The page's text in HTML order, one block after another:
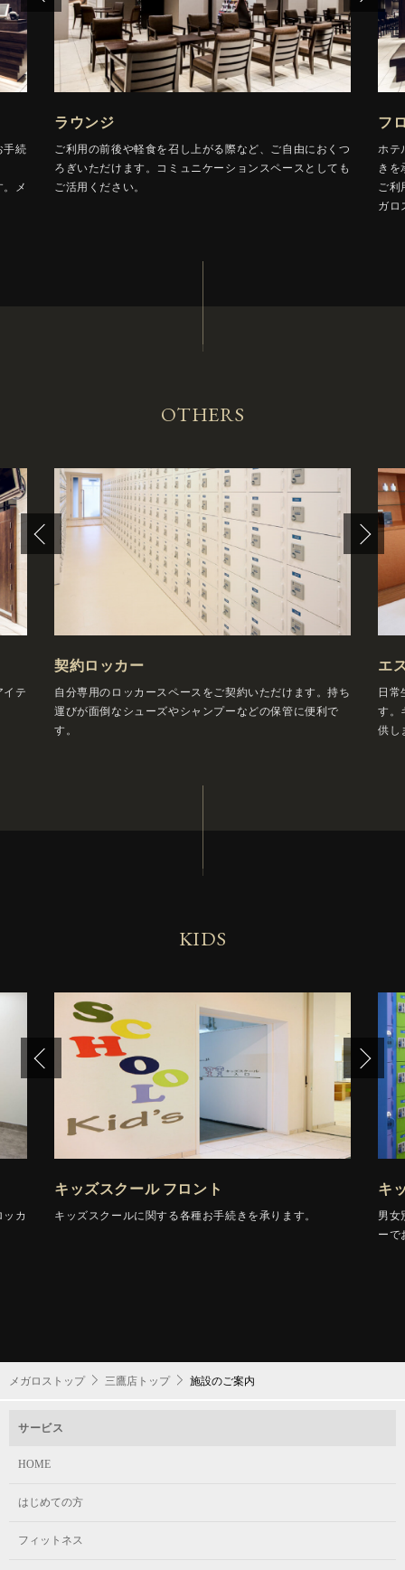
手続
メ
ラウンジ
ご利用の前後や軽食を召し上がる際など、ご自由におくつ
ろぎいただけます。コミュニケーションスペースとしても
ご活用ください。
フ
ホテ
きを
ご利
ガロ
OTHERS
イテ
契約ロッカー
自分専用のロッカースペースをご契約いただけます。持ち
運びが面倒なシューズやシャンプーなどの保管に便利で
す。
エ
日常
す。
供し
KIDS
カ
キッズスクール フロント
キッズスクールに関する各種お手続きを承ります。
キ
男女
ーで
メガロストップ 三鷹店トップ 施設のご案内
サービス
HOME
はじめての方
フィットネス